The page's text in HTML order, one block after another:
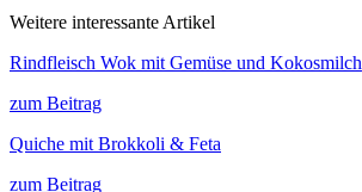
Weitere interessante Artikel
Rindfleisch Wok mit Gemüse und Kokosmilch
zum Beitrag
Quiche mit Brokkoli & Feta
zum Beitrag